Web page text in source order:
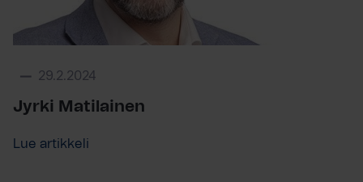
29.2.2024
Jyrki Matilainen
Lue artikkeli